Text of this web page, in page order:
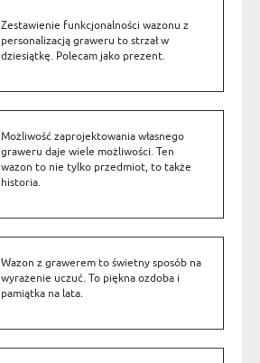
Zestawienie funkcjonalności wazonu z
personalizacją graweru to strzał w
dziesiątkę. Polecam jako prezent.
Możliwość zaprojektowania własnego
graweru daje wiele możliwości. Ten
wazon to nie tylko przedmiot, to także
historia.
Wazon z grawerem to świetny sposób na
wyrażenie uczuć. To piękna ozdoba i
pamiątka na lata.